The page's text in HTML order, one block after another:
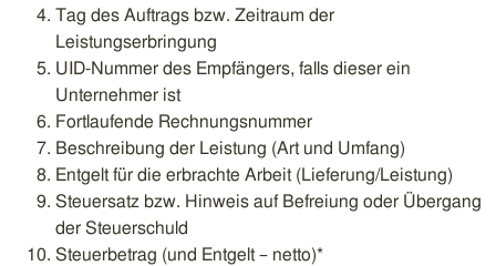
Tag des Auftrags bzw. Zeitraum der
Leistungserbringung
UID-Nummer des Empfängers, falls dieser ein
Unternehmer ist
Fortlaufende Rechnungsnummer
Beschreibung der Leistung (Art und Umfang)
Entgelt für die erbrachte Arbeit (Lieferung/Leistung)
Steuersatz bzw. Hinweis auf Befreiung oder Übergang
der Steuerschuld
Steuerbetrag (und Entgelt – netto)*